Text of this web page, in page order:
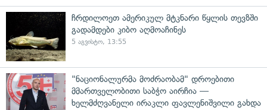
ჩრდილოეთ ამერიკულ მტკნარი წყლის თევზში
გადამდები კიბო აღმოაჩინეს
5 აგვისტო, 13:55
"ნაციონალურმა მოძრაობამ" დროებითი
მმართველობითი საბჭო აირჩია —
ხელმძღვანელი ირაკლი ფავლენიშვილი გახდა